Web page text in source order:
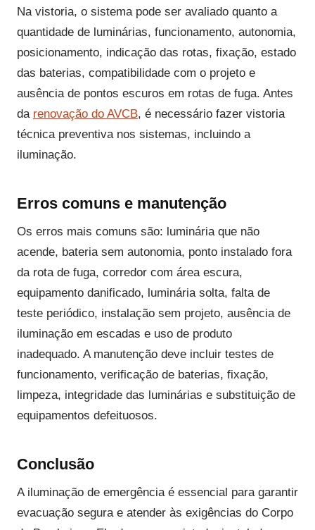
Na vistoria, o sistema pode ser avaliado quanto a
quantidade de luminárias, funcionamento, autonomia,
posicionamento, indicação das rotas, fixação, estado
das baterias, compatibilidade com o projeto e
ausência de pontos escuros em rotas de fuga. Antes
da renovação do AVCB, é necessário fazer vistoria
técnica preventiva nos sistemas, incluindo a
iluminação.
Erros comuns e manutenção
Os erros mais comuns são: luminária que não
acende, bateria sem autonomia, ponto instalado fora
da rota de fuga, corredor com área escura,
equipamento danificado, luminária solta, falta de
teste periódico, instalação sem projeto, ausência de
iluminação em escadas e uso de produto
inadequado. A manutenção deve incluir testes de
funcionamento, verificação de baterias, fixação,
limpeza, integridade das luminárias e substituição de
equipamentos defeituosos.
Conclusão
A iluminação de emergência é essencial para garantir
evacuação segura e atender às exigências do Corpo